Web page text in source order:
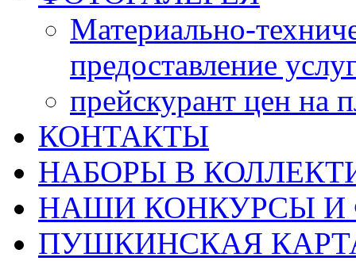
Материально-
предоставление
прейскурант цен на
КОНТАКТЫ
НАБОРЫ В
НАШИ КОНКУРСЫ И
ПУШКИНСКАЯ